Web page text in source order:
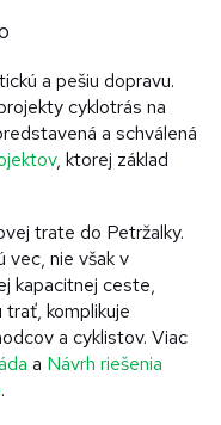
a pešiu dopravu.
cyklotrás na
a schválená
, ktorej základ
trate do Petržalky.
vec, nie však v
kapacitnej ceste,
komplikuje
a cyklistov. Viac
a Návrh riešenia
.